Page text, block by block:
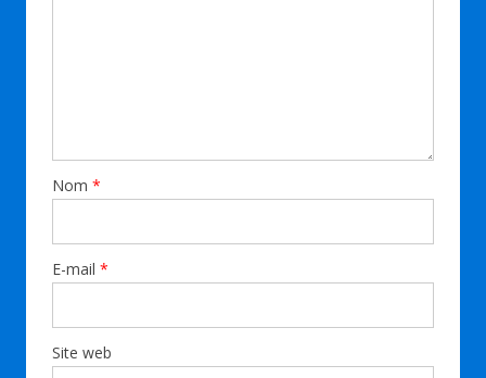
Nom *
E-mail *
Site web